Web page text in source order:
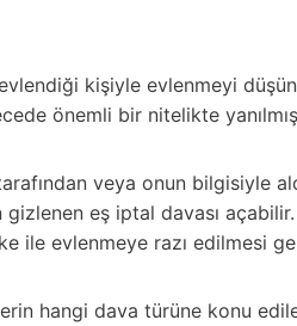
kişiyle evlenmeyi
önemli bir nitelikte
veya onun bilgisiyle
eş iptal davası
ile evlenmeye razı edilmesi
hangi dava türüne konu